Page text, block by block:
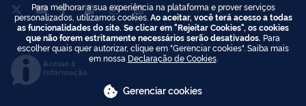
Acesso à
Informação
Para melhorar a sua experiência na plataforma e prover serviços
personalizados, utilizamos cookies. Ao aceitar, você terá acesso a todas
as funcionalidades do site. Se clicar em "Rejeitar Cookies", os cookies
que não forem estritamente necessários serão desativados. Para
escolher quais quer autorizar, clique em "Gerenciar cookies". Saiba mais
em nossa Declaração de Cookies.
Gerenciar cookies